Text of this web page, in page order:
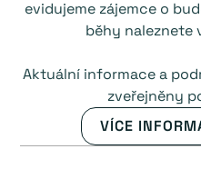
evidujeme zájemce o
běhy naleznete
Aktuální informace a
zveřejněny
VÍCE